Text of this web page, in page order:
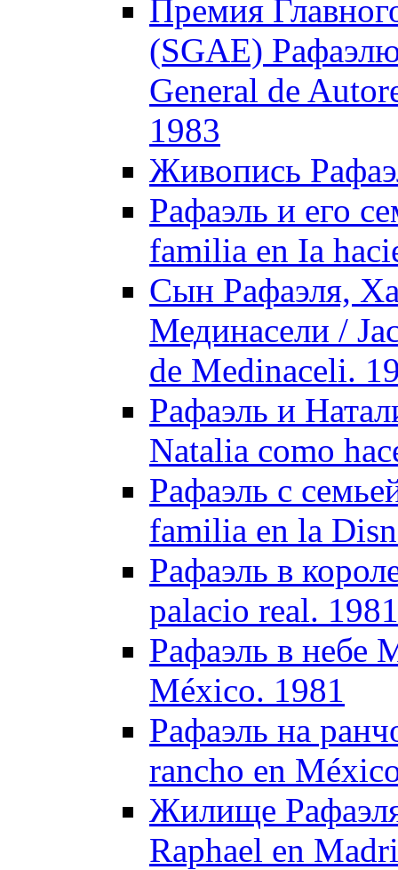
Премия
(SGAE)
General de
1983
Живопись
Рафаэль и его
familia en Ia
Сын Рафаэля,
Мединасели /
de Medinaceli.
Рафаэль и
Natalia como
Рафаэль с
familia en la
Рафаэль в
palacio real. 1981
Рафаэль в небе
México. 1981
Рафаэль на
rancho en
Жилище
Raphael en